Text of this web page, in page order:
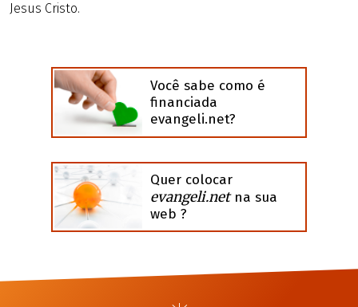
Jesus Cristo.
Você sabe como é
financiada
evangeli.net?
Quer colocar
evangeli.netna sua
web ?